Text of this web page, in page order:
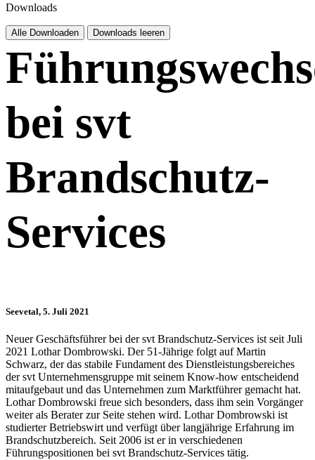
Downloads
Alle Downloaden Downloads leeren
bei svt
Brandschutz-
Services
Seevetal, 5. Juli 2021
Neuer Geschäftsführer bei der svt Brandschutz-Services ist seit Juli
2021 Lothar Dombrowski. Der 51-Jährige folgt auf Martin
Schwarz, der das stabile Fundament des Dienstleistungsbereiches
der svt Unternehmensgruppe mit seinem Know-how entscheidend
mitaufgebaut und das Unternehmen zum Marktführer gemacht hat.
Lothar Dombrowski freue sich besonders, dass ihm sein Vorgänger
weiter als Berater zur Seite stehen wird. Lothar Dombrowski ist
studierter Betriebswirt und verfügt über langjährige Erfahrung im
Brandschutzbereich. Seit 2006 ist er in verschiedenen
Führungspositionen bei svt Brandschutz-Services tätig.